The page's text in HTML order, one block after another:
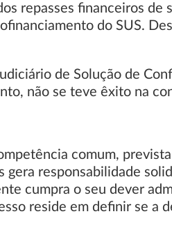
repasses financeiros
do SUS.
de Solução de
não se teve êxito na
comum,
responsabilidade
cumpra o seu dever
reside em definir se a